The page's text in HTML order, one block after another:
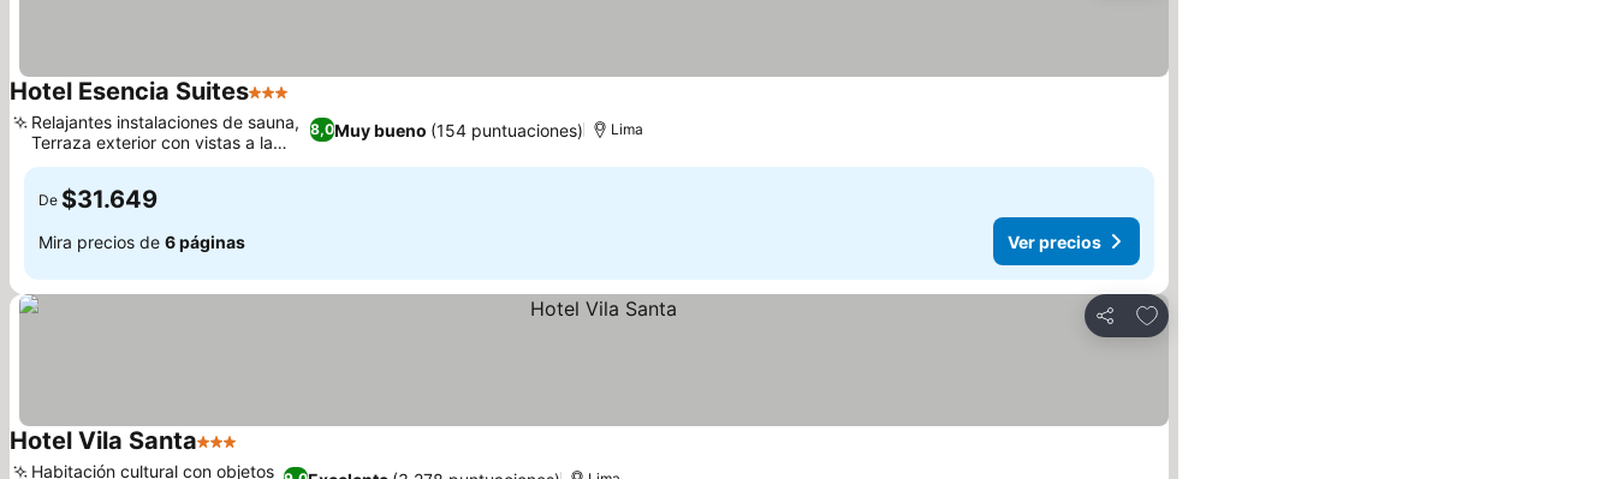
Hotel Esencia Suites3 Estrellas
8,0Muy bueno (154 puntuaciones)
Relajantes instalaciones de sauna,
Terraza exterior con vistas a la
ciudad
Lima
De $31.649
Mira precios de 6 páginas Ver precios
Compartir
Agregar a favoritos
Hotel Vila Santa3 Estrellas
Habitación cultural con objetos